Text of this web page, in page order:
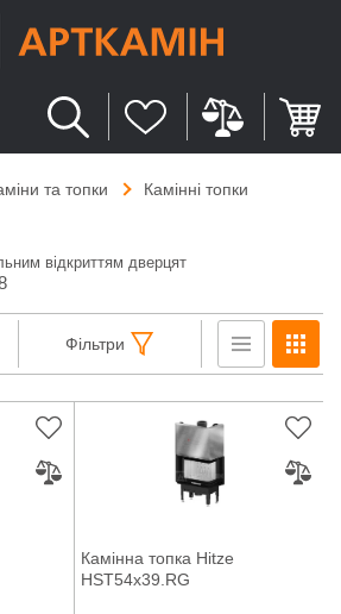
та топки Камінні топки
відкриттям дверцят
Фільтри
Камінна топка Hitze
HST54x39.RG